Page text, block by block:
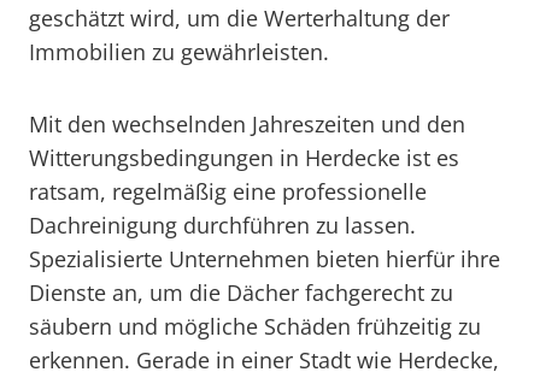
geschätzt wird, um die Werterhaltung der
Immobilien zu gewährleisten.
Mit den wechselnden Jahreszeiten und den
Witterungsbedingungen in Herdecke ist es
ratsam, regelmäßig eine professionelle
Dachreinigung durchführen zu lassen.
Spezialisierte Unternehmen bieten hierfür ihre
Dienste an, um die Dächer fachgerecht zu
säubern und mögliche Schäden frühzeitig zu
erkennen. Gerade in einer Stadt wie Herdecke,